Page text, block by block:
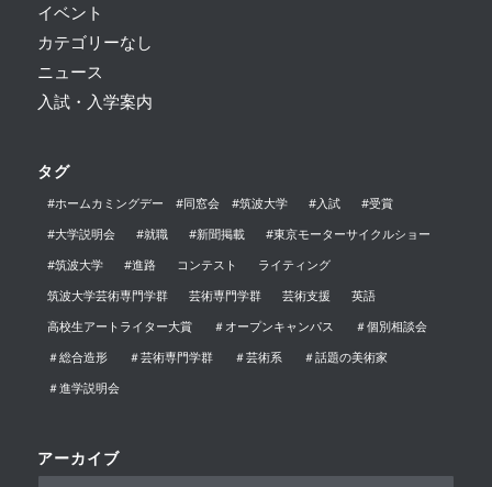
イベント
カテゴリーなし
ニュース
入試・入学案内
タグ
#ホームカミングデー #同窓会 #筑波大学 #入試
#受賞
#大学説明会
#就職 #新聞掲載
#東京モーターサイクルショー
#筑波大学
#進路 コンテスト
ライティング
筑波大学芸術専門学群
芸術専門学群 芸術支援
英語
高校生アートライター大賞
＃オープンキャンパス
＃個別相談会
＃総合造形
＃芸術専門学群 ＃芸術系
＃話題の美術家
＃進学説明会
アーカイブ